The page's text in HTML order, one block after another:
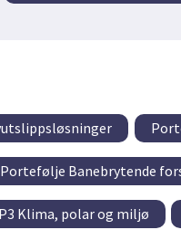
Portefølje Banebrytende
Klima, polar og miljø